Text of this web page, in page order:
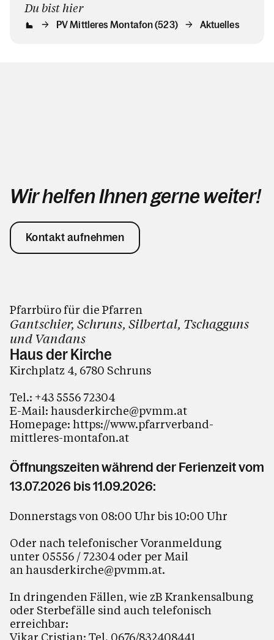
Du bist hier
PV Mittleres Montafon (523) Aktuelles
Wir helfen Ihnen gerne weiter!
Kontakt aufnehmen
Pfarrbüro für die Pfarren
Gantschier, Schruns, Silbertal, Tschagguns
und Vandans
Haus der Kirche
Kirchplatz 4, 6780 Schruns
Tel.: +43 5556 72304
E-Mail: hausderkirche@pvmm.at
Homepage: https://www.pfarrverband-
mittleres-montafon.at
Öffnungszeiten während der Ferienzeit vom
13.07.2026 bis 11.09.2026:
Donnerstags von 08:00 Uhr bis 10:00 Uhr
Oder nach telefonischer Voranmeldung
unter 05556 / 72304 oder per Mail
anhausderkirche@pvmm.at.
In dringenden Fällen, wie zB Krankensalbung
oder Sterbefälle sind auch telefonisch
erreichbar:
Vikar Cristian: Tel. 0676/832408441